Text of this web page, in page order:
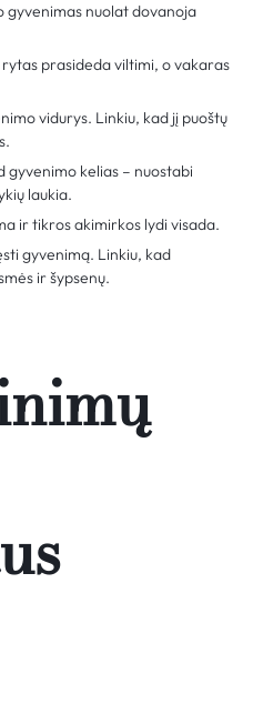
gyvenimas nuolat dovanoja
rytas prasideda viltimi, o vakaras
vidurys. Linkiu, kad jį puoštų
gyvenimo kelias – nuostabi
laukia.
ir tikros akimirkos lydi visada.
gyvenimą. Linkiu, kad
ir šypsenų.